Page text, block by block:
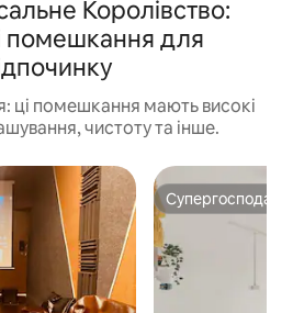
Королівство:
помешкання для
ці помешкання мають високі
чистоту та інше.
Супергосподар
Супергосподар